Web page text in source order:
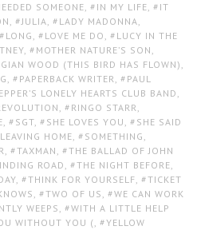
SOMEONE, IN MY LIFE, IT
, JULIA, LADY MADONNA,
LONG , LOVE ME DO , LUCY IN THE
, MOTHER NATURE’S SON ,
WOOD (THIS BIRD HAS FLOWN) ,
, PAPERBACK WRITER, PAUL
LONELY HEARTS CLUB BAND ,
, RINGO STARR,
, SGT, SHE LOVES YOU , SHE SAID
HOME, SOMETHING ,
, TAXMAN , THE BALLAD OF JOHN
ROAD , THE NIGHT BEFORE,
, THINK FOR YOURSELF, TICKET
, TWO OF US , WE CAN WORK
WEEPS , WITH A LITTLE HELP
WITHOUT YOU (, YELLOW